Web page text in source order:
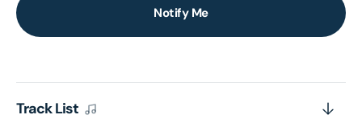
Notify Me
Track List